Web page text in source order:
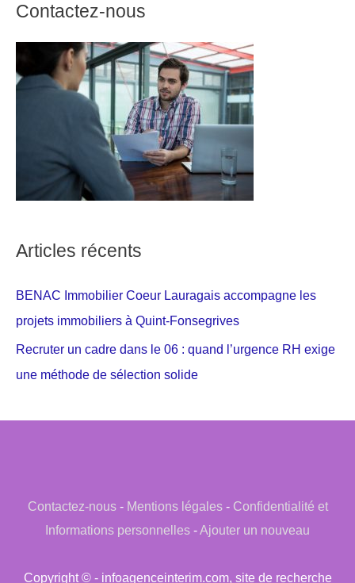
Contactez-nous
Articles récents
BENAC Immobilier Coeur Lauragais accompagne les
projets immobiliers à Quint-Fonsegrives
Recruter un cadre dans le 06 : quand l’urgence RH exige
une méthode de sélection solide
Contactez-nous- Mentions légales- Confidentialité et
Informations personnelles -Ajouter un nouveau
Copyright © - infoagenceinterim.com, site de recherche